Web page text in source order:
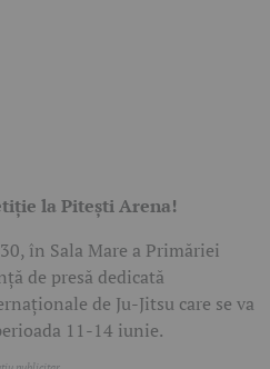
la Pitești Arena!
în Sala Mare a Primăriei
de presă dedicată
de Ju-Jitsu care se va
11-14 iunie.